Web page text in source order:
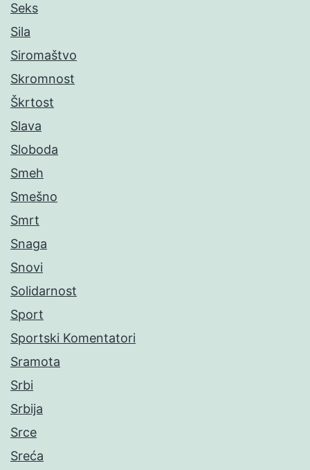
Seks
Sila
Siromaštvo
Skromnost
Škrtost
Slava
Sloboda
Smeh
Smešno
Smrt
Snaga
Snovi
Solidarnost
Sport
Sportski Komentatori
Sramota
Srbi
Srbija
Srce
Sreća